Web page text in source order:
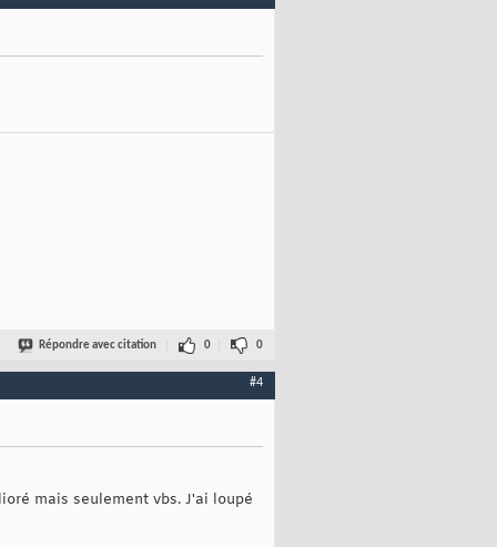
Répondre avec citation 0 0
#4
mais seulement vbs. J'ai loupé